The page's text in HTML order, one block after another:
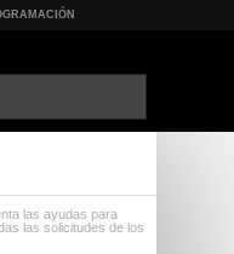
las ayudas para
las solicitudes de los